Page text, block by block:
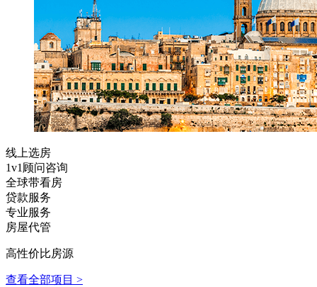
线上选房
1v1顾问咨询
全球带看房
贷款服务
专业服务
房屋代管
高性价比房源
查看全部项目 >